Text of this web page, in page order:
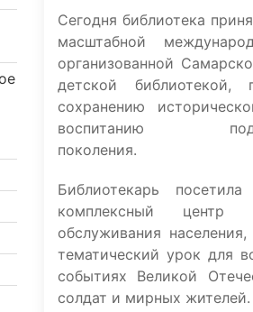
Сегодня библиотека
масштабной
организованной
детской библиотекой,
сохранению
воспитанию
поколения.
Библиотекарь посетила
комплексный центр
обслуживания
тематический урок для
событиях Великой
солдат и мирных жителей.